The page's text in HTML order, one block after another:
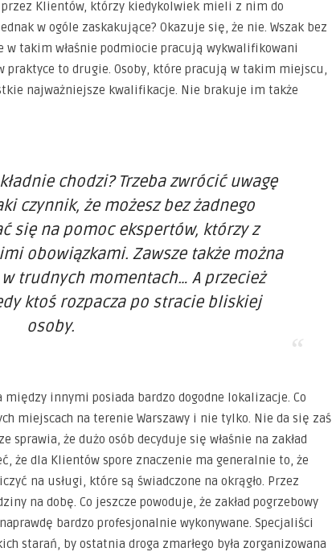
Klientów, którzy kiedykolwiek mieli z nim do
w ogóle zaskakujące? Okazuje się, że nie. Wszak bez
w takim właśnie podmiocie pracują wykwalifikowani
praktyce to drugie. Osoby, które pracują w takim miejscu,
najważniejsze kwalifikacje. Nie brakuje im także
chodzi? Trzeba zwrócić uwagę
czynnik, że możesz bez żadnego
się na pomoc ekspertów, którzy z
obowiązkami. Zawsze także można
trudnych momentach… A przecież
ktoś rozpacza po stracie bliskiej
osoby.
między innymi posiada bardzo dogodne lokalizacje. Co
miejscach na terenie Warszawy i nie tylko. Nie da się zaś
sprawia, że dużo osób decyduje się właśnie na zakład
że dla Klientów spore znaczenie ma generalnie to, że
na usługi, które są świadczone na okrągło. Przez
na dobę. Co jeszcze powoduje, że zakład pogrzebowy
bardzo profesjonalnie wykonywane. Specjaliści
starań, by ostatnia droga zmarłego była zorganizowana